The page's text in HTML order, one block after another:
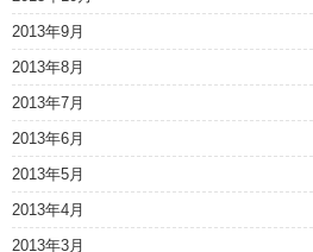
2013年9月
2013年8月
2013年7月
2013年6月
2013年5月
2013年4月
2013年3月